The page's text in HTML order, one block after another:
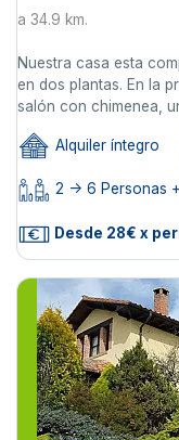
a 34.9 km.
Nuestra casa esta
en dos plantas. En la
salón con chimenea,
Alquiler íntegro
2 -> 6 Personas
Desde 28€ x